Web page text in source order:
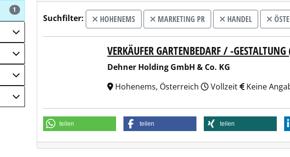
1
Suchfilter: HOHENEMS MARKETING PR HANDEL
Dehner Holding GmbH & Co. KGVERKÄUFER GARTENBEDARF / -
Dehner Holding GmbH & Co. KG
Hohenems, Österreich
Vollzeit Keine
teilen teilen teilen